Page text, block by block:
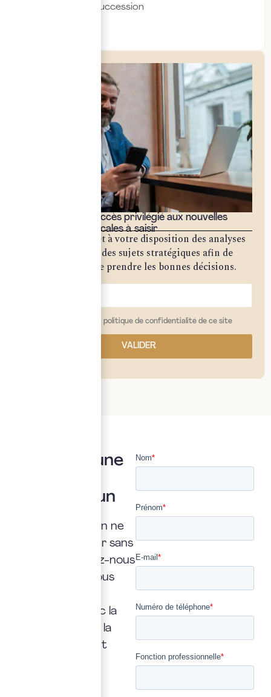
Transmission & succession
Bénéficiez d'un accès privilégié aux nouvelles
opportunités fiscales à saisir
Notre cabinet met à votre disposition des analyses
approfondies sur des sujets stratégiques afin de
vous permettre de prendre les bonnes décisions.
j'ai lu et j'accepte la politique de confidentialité de ce site
VALIDER
Vous avez une
Posez là à un
Une interrogation ne
doit jamais rester sans
réponse. Confiez-nous
la vôtre : nous vous
rapidement, avec la
transparence et la
précision qui font